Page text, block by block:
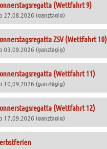
(Wettfahrt 9)
27.08.2026 (ganztägig)
ZSV (Wettfahrt 10)
03.09.2026 (ganztägig)
(Wettfahrt 11)
10.09.2026 (ganztägig)
(Wettfahrt 12)
17.09.2026 (ganztägig)